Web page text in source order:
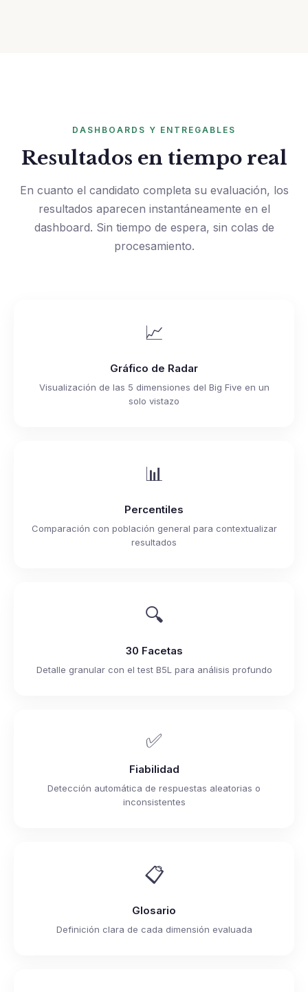
DASHBOARDS Y ENTREGABLES
Resultados en tiempo real
En cuanto el candidato completa su evaluación, los
resultados aparecen instantáneamente en el
dashboard. Sin tiempo de espera, sin colas de
procesamiento.
📈
Gráfico de Radar
Visualización de las 5 dimensiones del Big Five en un
solo vistazo
📊
Percentiles
Comparación con población general para contextualizar
resultados
🔍
30 Facetas
Detalle granular con el test B5L para análisis profundo
✅
Fiabilidad
Detección automática de respuestas aleatorias o
inconsistentes
📋
Glosario
Definición clara de cada dimensión evaluada